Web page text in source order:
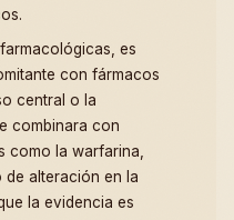
es
con fármacos
central o la
combinara con
como la warfarina,
alteración en la
la evidencia es